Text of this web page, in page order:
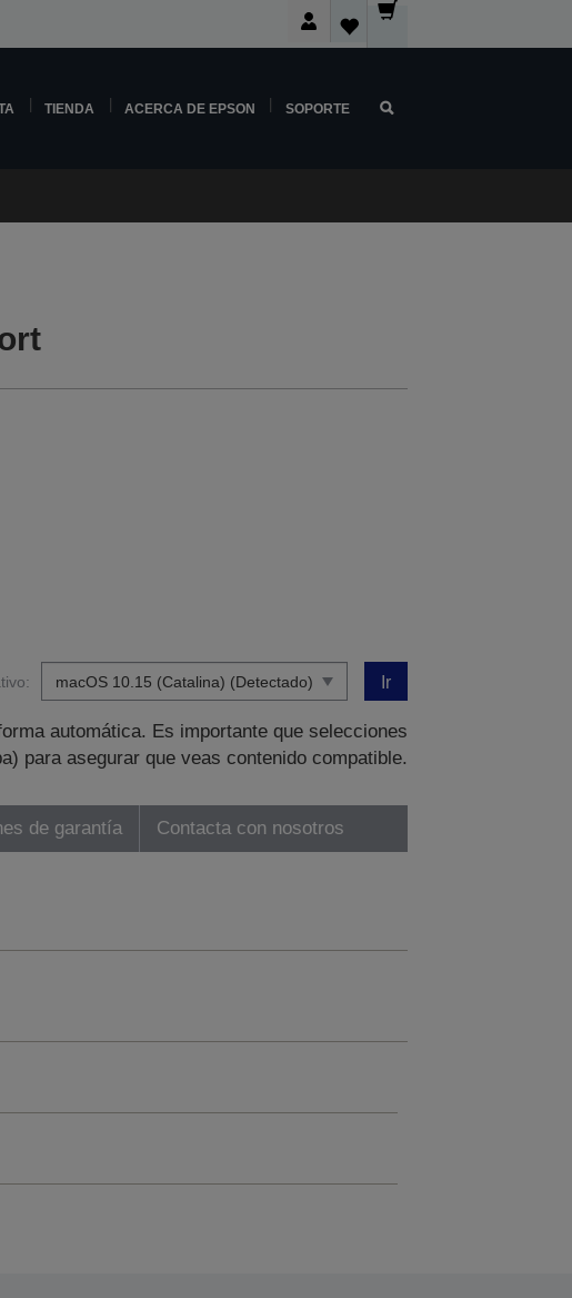
TIENDA ACERCA DE EPSON SOPORTE
Ir
automática. Es importante que selecciones
para asegurar que veas contenido compatible.
de garantía Contacta con nosotros